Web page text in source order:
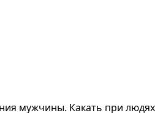
мужчины. Какать при